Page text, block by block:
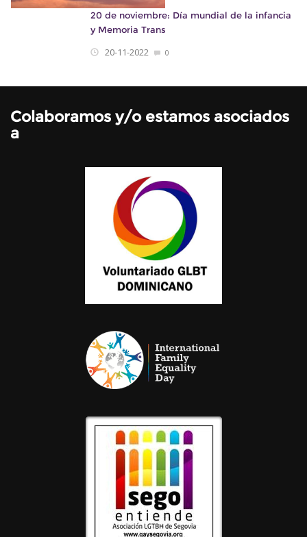
20 de noviembre: Día mundial de la infancia
y Memoria Trans
20-11-2022 0
Colaboramos y/o estamos asociados
a